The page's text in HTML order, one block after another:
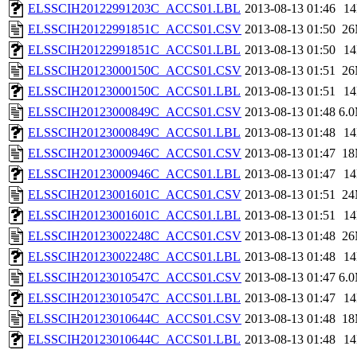
ELSSCIH20122991203C_ACCS01.LBL 2013-08-13 01:46
ELSSCIH20122991851C_ACCS01.CSV 2013-08-13 01:50
ELSSCIH20122991851C_ACCS01.LBL 2013-08-13 01:50
ELSSCIH20123000150C_ACCS01.CSV 2013-08-13 01:51
ELSSCIH20123000150C_ACCS01.LBL 2013-08-13 01:51
ELSSCIH20123000849C_ACCS01.CSV 2013-08-13 01:48
ELSSCIH20123000849C_ACCS01.LBL 2013-08-13 01:48
ELSSCIH20123000946C_ACCS01.CSV 2013-08-13 01:47
ELSSCIH20123000946C_ACCS01.LBL 2013-08-13 01:47
ELSSCIH20123001601C_ACCS01.CSV 2013-08-13 01:51
ELSSCIH20123001601C_ACCS01.LBL 2013-08-13 01:51
ELSSCIH20123002248C_ACCS01.CSV 2013-08-13 01:48
ELSSCIH20123002248C_ACCS01.LBL 2013-08-13 01:48
ELSSCIH20123010547C_ACCS01.CSV 2013-08-13 01:47
ELSSCIH20123010547C_ACCS01.LBL 2013-08-13 01:47
ELSSCIH20123010644C_ACCS01.CSV 2013-08-13 01:48
ELSSCIH20123010644C_ACCS01.LBL 2013-08-13 01:48